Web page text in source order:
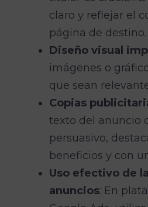
claro y reflejar el
página de destino.
Diseño visual
imágenes o
que sean
Copias
texto del anuncio
persuasivo,
beneficios y con
Uso efectivo de
anuncios: En